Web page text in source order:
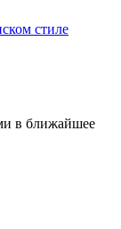
в ближайшее